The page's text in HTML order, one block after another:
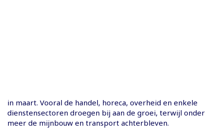
in maart. Vooral de handel, horeca, overheid en enkele
dienstensectoren droegen bij aan de groei, terwijl onder
meer de mijnbouw en transport achterbleven.